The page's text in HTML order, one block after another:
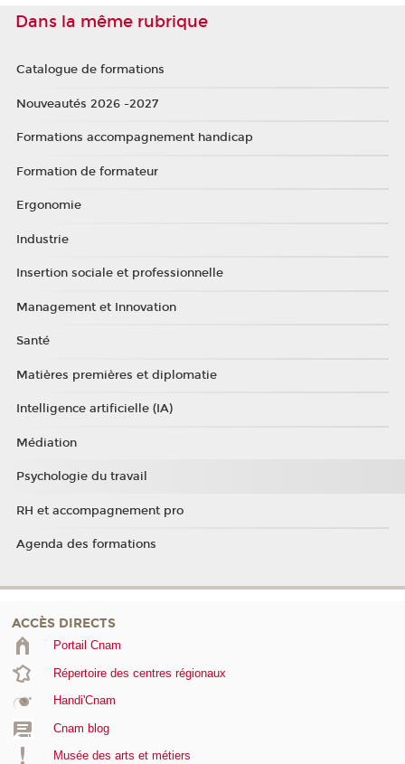
Dans la même rubrique
Catalogue de formations
Nouveautés 2026 -2027
Formations accompagnement handicap
Formation de formateur
Ergonomie
Industrie
Insertion sociale et professionnelle
Management et Innovation
Santé
Matières premières et diplomatie
Intelligence artificielle (IA)
Médiation
Psychologie du travail
RH et accompagnement pro
Agenda des formations
ACCÈS DIRECTS
Portail Cnam
Répertoire des centres régionaux
Handi'Cnam
Cnam blog
Musée des arts et métiers